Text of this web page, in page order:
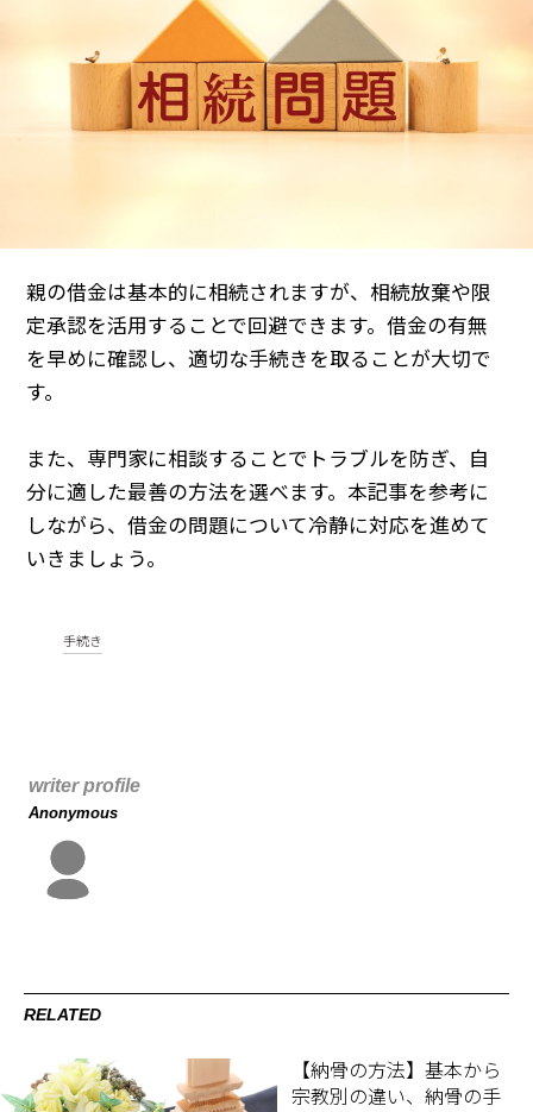
親の借金は基本的に相続されますが、相続放棄や限
定承認を活用することで回避できます。借金の有無
を早めに確認し、適切な手続きを取ることが大切で
す。
また、専門家に相談することでトラブルを防ぎ、自
分に適した最善の方法を選べます。本記事を参考に
しながら、借金の問題について冷静に対応を進めて
いきましょう。
手続き
writer profile
Anonymous
RELATED
【納骨の方法】基本から
宗教別の違い、納骨の手